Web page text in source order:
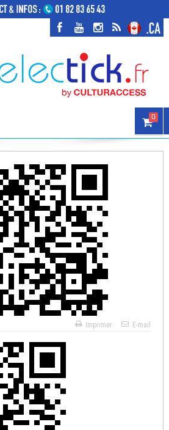
0
Imprimer E-mail